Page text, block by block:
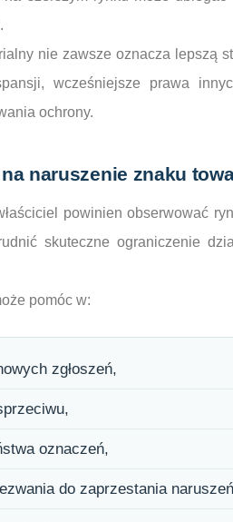
nie zawsze oznacza lepszą
wcześniejsze prawa
ochrony.
naruszenie znaku
powinien obserwować
skuteczne ograniczenie
pomóc w:
zgłoszeń,
oznaczeń,
do zaprzestania